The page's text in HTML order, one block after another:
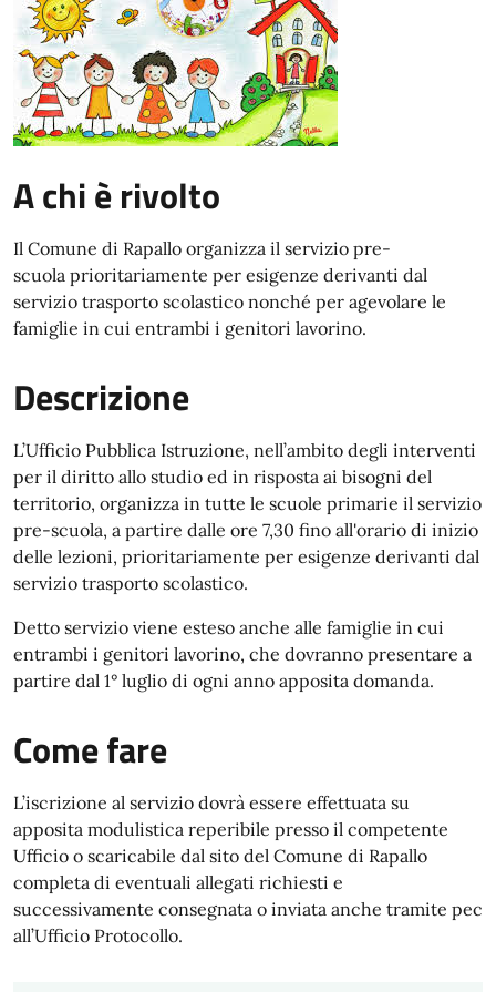
A chi è rivolto
Il Comune di Rapallo organizza il servizio pre-
scuola prioritariamente per esigenze derivanti dal
servizio trasporto scolastico nonché per agevolare le
famiglie in cui entrambi i genitori lavorino.
Descrizione
L’Ufficio Pubblica Istruzione, nell’ambito degli interventi
per il diritto allo studio ed in risposta ai bisogni del
territorio, organizza in tutte le scuole primarie il servizio
pre-scuola, a partire dalle ore 7,30 fino all'orario di inizio
delle lezioni, prioritariamente per esigenze derivanti dal
servizio trasporto scolastico.
Detto servizio viene esteso anche alle famiglie in cui
entrambi i genitori lavorino, che dovranno presentare a
partire dal 1° luglio di ogni anno apposita domanda.
Come fare
L’iscrizione al servizio dovrà essere effettuata su
apposita modulistica reperibile presso il competente
Ufficio o scaricabile dal sito del Comune di Rapallo
completa di eventuali allegati richiesti e
successivamente consegnata o inviata anche tramite pec
all’Ufficio Protocollo.